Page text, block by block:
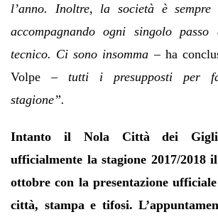
l’anno. Inoltre, la società è
accompagnando ogni singolo
tecnico. Ci sono insomma – ha
Volpe – tutti i presupposti per
stagione”.
Intanto il Nola Città dei
ufficialmente la stagione 2017/2018
ottobre con la presentazione
città, stampa e tifosi.